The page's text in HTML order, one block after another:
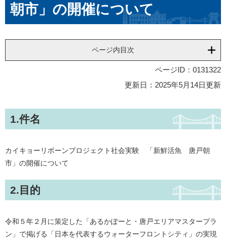
朝市」の開催について
ページ内目次
ページID：0131322
更新日：2025年5月14日更新
1.件名
カイキョーリボーンプロジェクト社会実験 「新鮮活魚 唐戸朝
市」の開催について
2.目的
令和５年２月に策定した「あるかぽーと・唐戸エリアマスタープラ
ン」で掲げる「日本を代表するウォーターフロントシティ」の実現